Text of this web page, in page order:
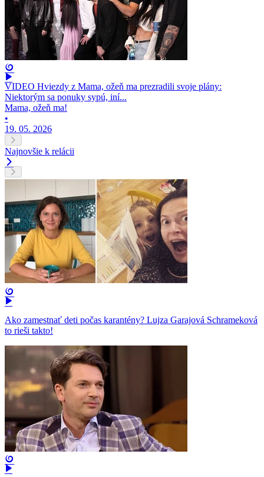
VIDEO Hviezdy z Mama, ožeň ma prezradili svoje plány:
Niektorým sa ponuky sypú, iní...
Mama, ožeň ma!
•
19. 05. 2026
Najnovšie k relácii
Ako zamestnať deti počas karantény? Lujza Garajová Schrameková
to rieši takto!